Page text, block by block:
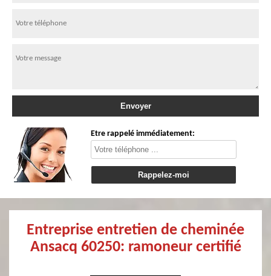
Etre rappelé immédiatement:
Entreprise entretien de cheminée
Ansacq 60250: ramoneur certifié